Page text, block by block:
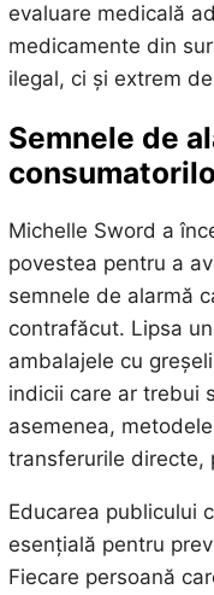
evaluare medicală
medicamente din
ilegal, ci și extrem
Semnele de
Michelle Sword a
povestea pentru a
semnele de alarmă
contrafăcut. Lipsa
ambalajele cu
indicii care ar trebui
asemenea,
transferurile directe,
Educarea publicului
esențială pentru
Fiecare persoană